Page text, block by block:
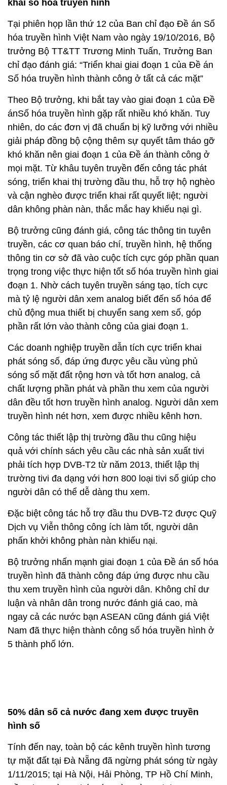
khai số hóa truyền hình
Tại phiên họp lần thứ 12 của Ban chỉ đạo Đề án Số
hóa truyền hình Việt Nam vào ngày 19/10/2016, Bộ
trưởng Bộ TT&TT Trương Minh Tuấn, Trưởng Ban
chỉ đạo đánh giá: “Triển khai giai đoạn 1 của Đề án
Số hóa truyền hình thành công ở tất cả các mặt”
Theo Bộ trưởng, khi bắt tay vào giai đoạn 1 của Đề
ánSố hóa truyền hình gặp rất nhiều khó khăn. Tuy
nhiên, do các đơn vị đã chuẩn bị kỹ lưỡng với nhiều
giải pháp đồng bộ cộng thêm sự quyết tâm tháo gỡ
khó khăn nên giai đoạn 1 của Đề án thành công ở
mọi mặt. Từ khâu tuyên truyền đến công tác phát
sóng, triển khai thị trường đầu thu, hỗ trợ hộ nghèo
và cận nghèo được triển khai rất quyết liệt; người
dân không phàn nàn, thắc mắc hay khiếu nại gì.
Bộ trưởng cũng đánh giá, công tác thông tin tuyên
truyền, các cơ quan báo chí, truyền hình, hệ thống
thông tin cơ sở đã vào cuộc tích cực góp phần quan
trọng trong việc thực hiện tốt số hóa truyền hình giai
đoạn 1. Nhờ cách tuyên truyền sáng tạo, tích cực
mà tỷ lệ người dân xem analog biết đến số hóa để
chủ động mua thiết bị chuyển sang xem số, góp
phần rất lớn vào thành công của giai đoạn 1.
Các doanh nghiệp truyền dẫn tích cực triển khai
phát sóng số, đáp ứng được yêu cầu vùng phủ
sóng số mặt đất rộng hơn và tốt hơn analog, cả
chất lượng phần phát và phần thu xem của người
dân đều tốt hơn truyền hình analog. Người dân xem
truyền hình nét hơn, xem được nhiều kênh hơn.
Công tác thiết lập thị trường đầu thu cũng hiệu
quả với chính sách yêu cầu các nhà sản xuất tivi
phải tích hợp DVB-T2 từ năm 2013, thiết lập thị
trường tivi đa dạng với hơn 800 loại tivi số giúp cho
người dân có thể dễ dàng thu xem.
Đặc biệt công tác hỗ trợ đầu thu DVB-T2 được Quỹ
Dịch vụ Viễn thông công ích làm tốt, người dân
phấn khởi không phàn nàn khiếu nại.
Bộ trưởng nhấn mạnh giai đoạn 1 của Đề án số hóa
truyền hình đã thành công đáp ứng được nhu cầu
thu xem truyền hình của người dân. Không chỉ dư
luận và nhân dân trong nước đánh giá cao, mà
ngay cả các nước bạn ASEAN cũng đánh giá Việt
Nam đã thực hiện thành công số hóa truyền hình ở
5 thành phố lớn.
50% dân số cả nước đang xem được truyền
hình số
Tính đến nay, toàn bộ các kênh truyền hình tương
tự mặt đất tại Đà Nẵng đã ngừng phát sóng từ ngày
1/11/2015; tại Hà Nội, Hải Phòng, TP Hồ Chí Minh,